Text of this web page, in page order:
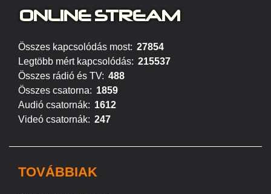
ONLINE STREAM
Összes kapcsolódás most: 27854
Legtöbb mért kapcsolódás: 215537
Összes rádió és TV: 488
Összes csatorna: 1859
Audió csatornák: 1612
Videó csatornák: 247
TOVÁBBIAK